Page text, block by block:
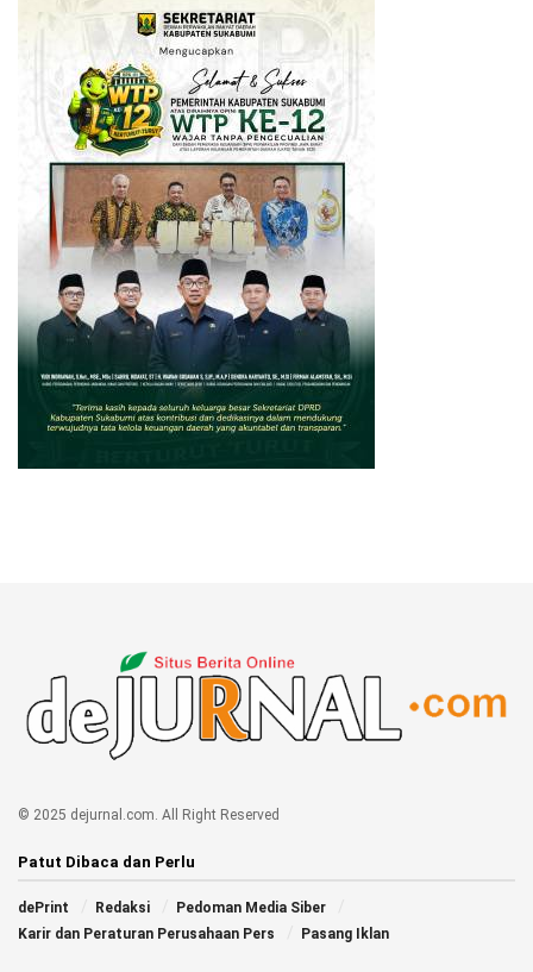
© 2025 dejurnal.com. All Right Reserved
Patut Dibaca dan Perlu
dePrint Redaksi
Pedoman Media Siber
Karir dan Peraturan Perusahaan Pers
Pasang Iklan